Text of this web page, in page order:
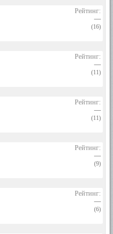
Рейтинг:
—
(16)
Рейтинг:
—
(11)
Рейтинг:
—
(11)
Рейтинг:
—
(9)
Рейтинг:
—
(6)